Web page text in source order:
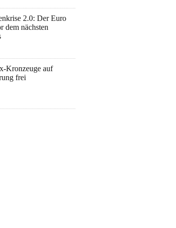
2.0: Der Euro
dem nächsten
Kronzeuge auf
frei